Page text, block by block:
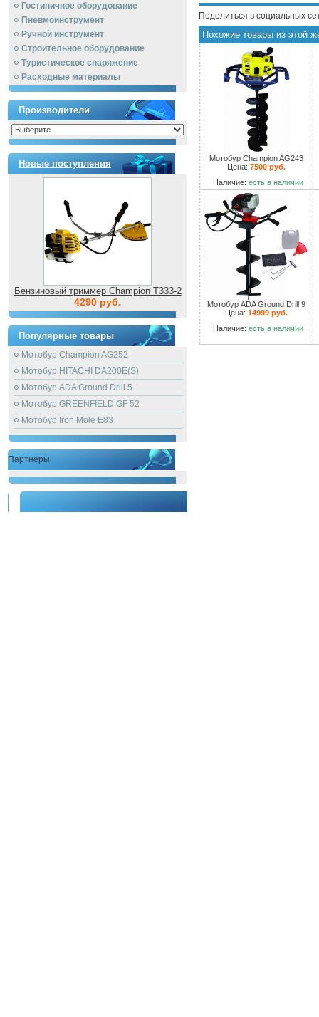
Гостиничное оборудование
Пневмоинструмент
Ручной инcтрумент
Строительное оборудование
Туристическое снаряжение
Расходные материалы
Производители
Новые поступления
Бензиновый триммер Champion T333-2
4290 руб.
Популярные товары
Мотобур Champion AG252
Мотобур HITACHI DA200E(S)
Мотобур ADA Ground Drill 5
Мотобур GREENFIELD GF 52
Мотобур Iron Mole E83
Партнеры
Поделиться в социальных
Похожие товары из этой
Мотобур Champion AG243
Цена: 7500 руб.
Наличие: есть в наличии
Мотобур ADA Ground Drill 9
Цена: 14999 руб.
Наличие: есть в наличии